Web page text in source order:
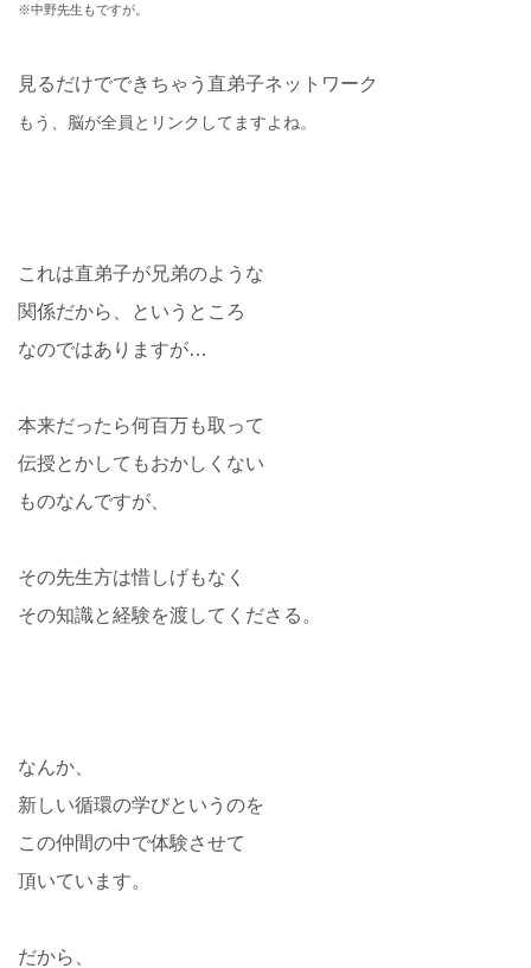
※中野先生もですが。
見るだけでできちゃう直弟子ネットワーク
もう、脳が全員とリンクしてますよね。
これは直弟子が兄弟のような
関係だから、というところ
なのではありますが…
本来だったら何百万も取って
伝授とかしてもおかしくない
ものなんですが、
その先生方は惜しげもなく
その知識と経験を渡してくださる。
なんか、
新しい循環の学びというのを
この仲間の中で体験させて
頂いています。
だから、